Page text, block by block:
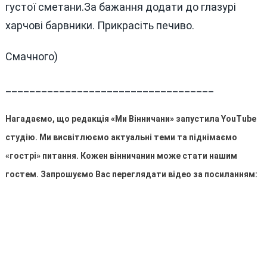
густої сметани.За бажання додати до глазурі
харчові барвники. Прикрасіть печиво.
Смачного)
Нагадаємо, що редакція «Ми Вінничани» запустила YouTube
студію. Ми висвітлюємо актуальні теми та піднімаємо
«гострі» питання. Кожен вінничанин може стати нашим
гостем. Запрошуємо Вас переглядати відео за посиланням: